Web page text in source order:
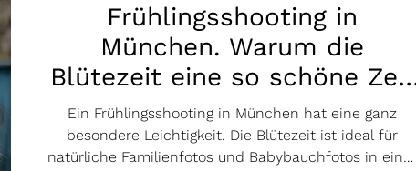
Frühlingsshooting in
München. Warum die
Blütezeit eine so schöne Zeit
für ein Shooting ist
Ein Frühlingsshooting in München hat eine ganz
besondere Leichtigkeit. Die Blütezeit ist ideal für
natürliche Familienfotos und Babybauchfotos in einer